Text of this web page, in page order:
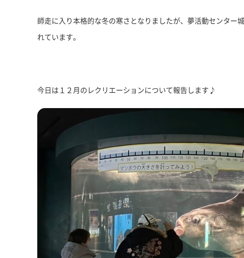
師走に入り本格的な冬の寒さとなりましたが、夢活動センター
れています。
今日は１２月のレクリエーションについて報告します♪